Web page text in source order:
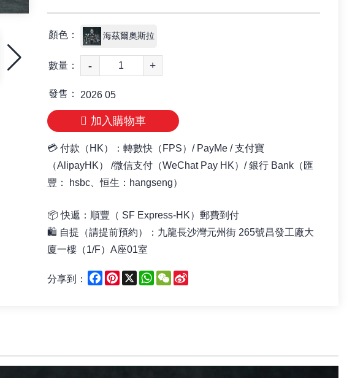
顏色： 海茲爾奧斯拉
數量： - +
發售： 2026 05
加入購物車
💳 付款（HK）：轉數快（FPS）/ PayMe / 支付寶
（AlipayHK） /微信支付（WeChat Pay HK）/ 銀行 Bank（匯
豐： hsbc、恒生：hangseng）
📦快遞：順豐（ SF Express-HK）郵費到付
🛍️ 自提 （請提前預約） ： 九龍長沙灣元州街 265號昌發工廠大
廈一樓（1/F）A座01室
分享到： Facebook
Pinterest
X WhatsApp
WeChat
Sina
Weibo